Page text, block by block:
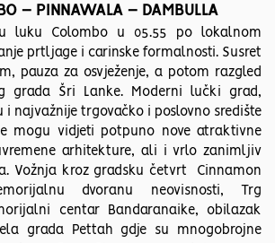
– PINNAWALA – DAMBULLA
luku Colombo u 05.55 po lokalnom
prtljage i carinske formalnosti. Susret
pauza za osvježenje, a potom razgled
grada Šri Lanke. Moderni lučki grad,
i najvažnije trgovačko i poslovno središte
mogu vidjeti potpuno nove atraktivne
arhitekture, ali i vrlo zanimljiv
Vožnja kroz gradsku četvrt Cinnamon
dvoranu neovisnosti, Trg
centar Bandaranaike, obilazak
grada Pettah gdje su mnogobrojne